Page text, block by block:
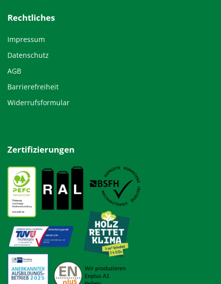
Rechtliches
Impressum
Datenschutz
AGB
Barrierefreiheit
Widerrufsformular
Zertifizierungen